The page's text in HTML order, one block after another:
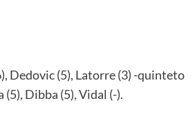
Dedovic (5), Latorre (3) -quinteto
Dibba (5), Vidal (-).